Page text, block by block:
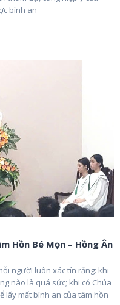
bình an
Hồn Bé Mọn – Hồng Ân
người luôn xác tín rằng: khi
nào là quá sức; khi có Chúa
lấy mất bình an của tâm hồn